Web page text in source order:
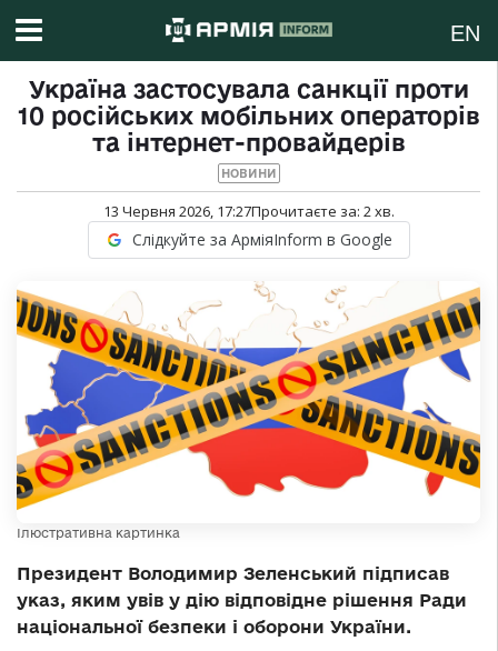
EN
Україна застосувала санкції проти
10 російських мобільних операторів
та інтернет-провайдерів
НОВИНИ
13 Червня 2026, 17:27Прочитаєте за: 2хв.
Слідкуйте за АрміяInform в Google
Ілюстративна картинка
Президент Володимир Зеленський підписав
указ, яким увів у дію відповідне рішення Ради
національної безпеки і оборони України.